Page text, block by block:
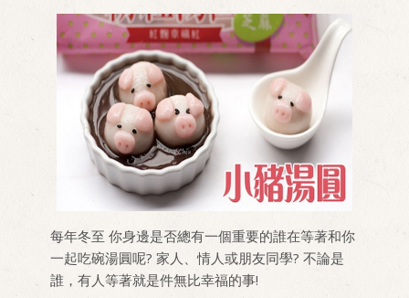
每年冬至 你身邊是否總有一個重要的誰在等著和你
一起吃碗湯圓呢? 家人、情人或朋友同學? 不論是
誰，有人等著就是件無比幸福的事!